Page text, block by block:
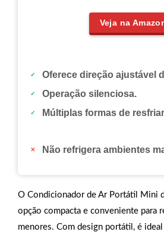
Veja na
Oferece direção ajustável
Operação silenciosa.
Múltiplas formas de
Não refrigera ambientes
O Condicionador de Ar Portátil Mini
opção compacta e conveniente para
menores. Com design portátil, é